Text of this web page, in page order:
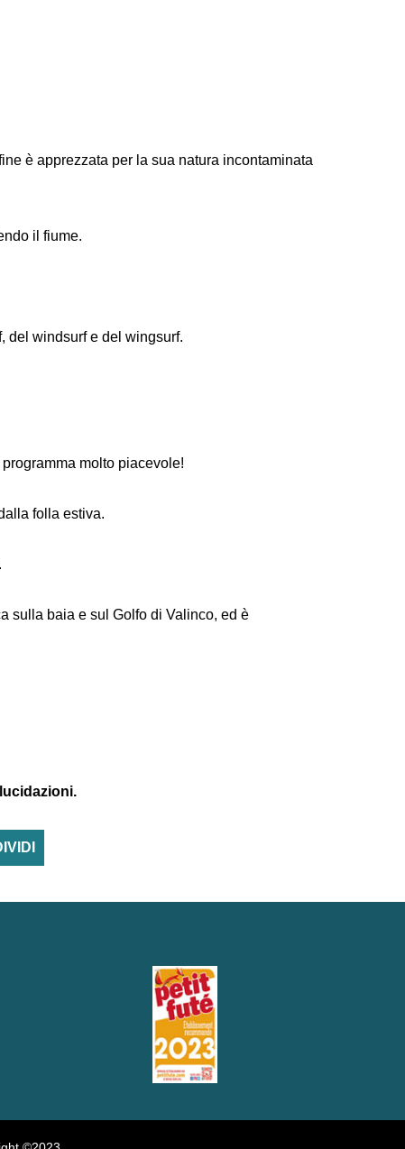
è apprezzata per la sua natura incontaminata
il fiume.
del windsurf e del wingsurf.
molto piacevole!
folla estiva.
sulla baia e sul Golfo di Valinco, ed è